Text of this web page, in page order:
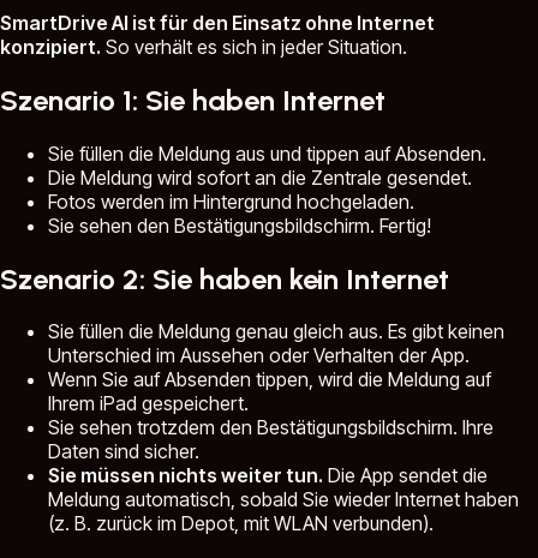
SmartDrive AI ist für den Einsatz ohne Internet
konzipiert. So verhält es sich in jeder Situation.
Szenario 1: Sie haben Internet
Sie füllen die Meldung aus und tippen auf Absenden.
Die Meldung wird sofort an die Zentrale gesendet.
Fotos werden im Hintergrund hochgeladen.
Sie sehen den Bestätigungsbildschirm. Fertig!
Szenario 2: Sie haben kein Internet
Sie füllen die Meldung genau gleich aus. Es gibt keinen
Unterschied im Aussehen oder Verhalten der App.
Wenn Sie auf Absenden tippen, wird die Meldung auf
Ihrem iPad gespeichert.
Sie sehen trotzdem den Bestätigungsbildschirm. Ihre
Daten sind sicher.
Sie müssen nichts weiter tun. Die App sendet die
Meldung automatisch, sobald Sie wieder Internet haben
(z. B. zurück im Depot, mit WLAN verbunden).